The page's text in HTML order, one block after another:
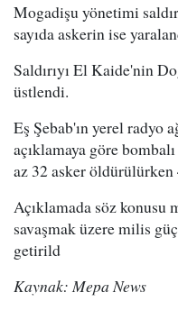
Mogadişu yönetimi
sayıda askerin ise
Saldırıyı El Kaide'nin
üstlendi.
Eş Şebab'ın yerel radyo
açıklamaya göre
az 32 asker öldürülürken
Açıklamada söz konusu
savaşmak üzere milis
getirild
Kaynak: Mepa News